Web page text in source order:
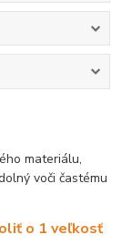
materiálu,
voči častému
o 1 veľkosť